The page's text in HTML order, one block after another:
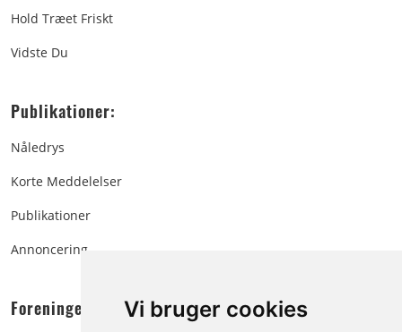
Vi bruger cookies
Hold Træet Friskt
Vidste Du
Publikationer:
Nåledrys
Korte Meddelelser
Publikationer
Annoncering
Foreningen: